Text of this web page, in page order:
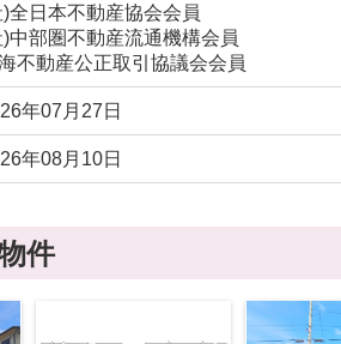
)全日本不動産協会会員
)中部圏不動産流通機構会員
不動産公正取引協議会会員
年07月27日
年08月10日
件